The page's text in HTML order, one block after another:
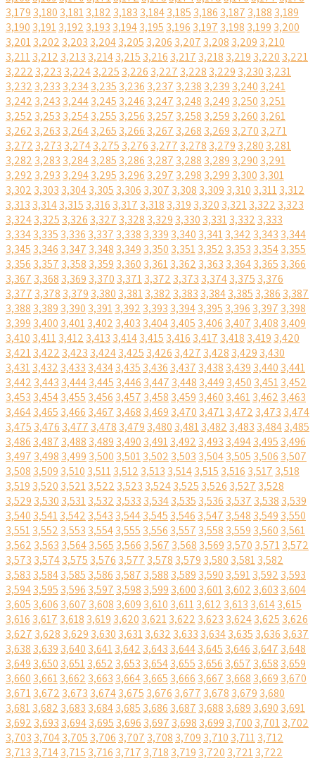
3,179 3,180 3,1813,182 3,183 3,1843,185 3,186 3,187 3,188 3,189
3,190 3,1913,192 3,193 3,1943,195 3,196 3,197 3,198 3,199 3,200
3,2013,202 3,203 3,2043,205 3,206 3,207 3,208 3,209 3,210
3,2113,212 3,213 3,2143,215 3,216 3,217 3,218 3,219 3,220 3,221
3,222 3,223 3,2243,225 3,226 3,227 3,228 3,229 3,230 3,231
3,232 3,233 3,2343,235 3,236 3,237 3,238 3,239 3,240 3,241
3,242 3,243 3,2443,245 3,246 3,247 3,248 3,249 3,250 3,251
3,252 3,253 3,2543,255 3,256 3,257 3,258 3,259 3,260 3,261
3,262 3,263 3,2643,265 3,266 3,267 3,268 3,269 3,270 3,271
3,272 3,273 3,2743,275 3,276 3,277 3,278 3,279 3,280 3,281
3,282 3,283 3,2843,285 3,286 3,287 3,288 3,289 3,290 3,291
3,292 3,293 3,2943,295 3,296 3,297 3,298 3,299 3,300 3,301
3,302 3,303 3,3043,305 3,306 3,307 3,308 3,309 3,310 3,3113,312
3,313 3,3143,315 3,316 3,317 3,318 3,319 3,320 3,3213,322 3,323
3,3243,325 3,326 3,327 3,328 3,329 3,330 3,3313,332 3,333
3,3343,335 3,336 3,337 3,338 3,339 3,340 3,3413,342 3,343 3,344
3,345 3,346 3,347 3,348 3,349 3,350 3,3513,352 3,353 3,3543,355
3,356 3,357 3,358 3,359 3,360 3,3613,362 3,363 3,3643,365 3,366
3,367 3,368 3,369 3,370 3,3713,372 3,373 3,3743,375 3,376
3,377 3,378 3,379 3,380 3,3813,382 3,383 3,3843,385 3,386 3,387
3,388 3,389 3,390 3,3913,392 3,393 3,3943,395 3,396 3,397 3,398
3,399 3,400 3,4013,402 3,403 3,4043,405 3,406 3,407 3,408 3,409
3,410 3,4113,412 3,413 3,4143,415 3,416 3,417 3,418 3,419 3,420
3,4213,422 3,423 3,4243,425 3,426 3,427 3,428 3,429 3,430
3,4313,432 3,433 3,4343,435 3,436 3,437 3,438 3,439 3,440 3,441
3,442 3,443 3,4443,445 3,446 3,447 3,448 3,449 3,450 3,4513,452
3,453 3,4543,455 3,456 3,457 3,458 3,459 3,460 3,4613,462 3,463
3,4643,465 3,466 3,467 3,468 3,469 3,470 3,4713,472 3,473 3,474
3,475 3,476 3,477 3,478 3,479 3,480 3,4813,482 3,483 3,4843,485
3,486 3,487 3,488 3,489 3,490 3,4913,492 3,493 3,4943,495 3,496
3,497 3,498 3,499 3,500 3,5013,502 3,503 3,5043,505 3,506 3,507
3,508 3,509 3,510 3,5113,512 3,513 3,5143,515 3,516 3,517 3,518
3,519 3,520 3,5213,522 3,523 3,5243,525 3,526 3,527 3,528
3,529 3,530 3,5313,532 3,533 3,5343,535 3,536 3,537 3,538 3,539
3,540 3,5413,542 3,543 3,5443,545 3,546 3,547 3,548 3,549 3,550
3,5513,552 3,553 3,5543,555 3,556 3,557 3,558 3,559 3,560 3,561
3,562 3,563 3,5643,565 3,566 3,567 3,568 3,569 3,570 3,5713,572
3,573 3,5743,575 3,576 3,577 3,578 3,579 3,580 3,5813,582
3,583 3,5843,585 3,586 3,587 3,588 3,589 3,590 3,5913,592 3,593
3,5943,595 3,596 3,597 3,598 3,599 3,600 3,6013,602 3,603 3,604
3,605 3,606 3,607 3,608 3,609 3,610 3,6113,612 3,613 3,6143,615
3,616 3,617 3,618 3,619 3,620 3,6213,622 3,623 3,6243,625 3,626
3,627 3,628 3,629 3,630 3,6313,632 3,633 3,6343,635 3,636 3,637
3,638 3,639 3,640 3,6413,642 3,643 3,6443,645 3,646 3,647 3,648
3,649 3,650 3,6513,652 3,653 3,6543,655 3,656 3,657 3,658 3,659
3,660 3,6613,662 3,663 3,6643,665 3,666 3,667 3,668 3,669 3,670
3,6713,672 3,673 3,6743,675 3,676 3,677 3,678 3,679 3,680
3,6813,682 3,683 3,6843,685 3,686 3,687 3,688 3,689 3,690 3,691
3,692 3,693 3,6943,695 3,696 3,697 3,698 3,699 3,700 3,7013,702
3,703 3,7043,705 3,706 3,707 3,708 3,709 3,710 3,7113,712
3,713 3,7143,715 3,716 3,717 3,718 3,719 3,720 3,7213,722